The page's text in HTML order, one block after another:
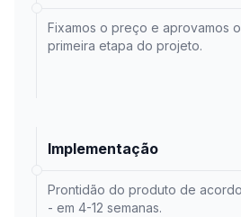
Fixamos o preço e aprovamos
primeira etapa do projeto.
Implementação
Prontidão do produto de
- em 4-12 semanas.